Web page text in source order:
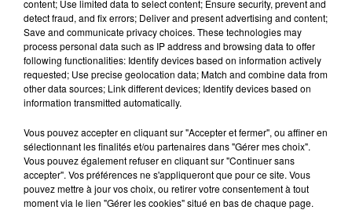
content; Use limited data to select content; Ensure security, prevent and
detect fraud, and fix errors; Deliver and present advertising and content;
Save and communicate privacy choices. These technologies may
process personal data such as IP address and browsing data to offer
following functionalities: Identify devices based on information actively
requested; Use precise geolocation data; Match and combine data from
other data sources; Link different devices; Identify devices based on
information transmitted automatically.
Vous pouvez accepter en cliquant sur "Accepter et fermer", ou affiner en
sélectionnant les finalités et/ou partenaires dans "Gérer mes choix".
Vous pouvez également refuser en cliquant sur "Continuer sans
accepter". Vos préférences ne s'appliqueront que pour ce site. Vous
pouvez mettre à jour vos choix, ou retirer votre consentement à tout
moment via le lien "Gérer les cookies" situé en bas de chaque page.